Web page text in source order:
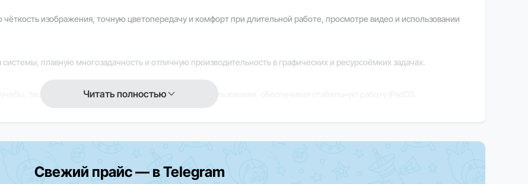
изображения, точную цветопередачу и комфорт при длительной работе, просмотре видео и использовании
плавную многозадачность и отличную производительность в графических и ресурсоёмких задачах.
творчества, видеозвонков и повседневного использования, обеспечивая стабильную работу iPadOS.
и приложения могут быть недоступны. Для уточнения информации обратитесь к нашим менеджерам.
Читать полностью
Свежий прайс — в Telegram